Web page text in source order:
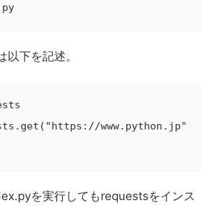
下を記述。
www.python.jp"
を実行してもrequestsをインス